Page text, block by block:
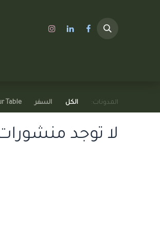
المدونات: الكل السفر Table
لا توجد